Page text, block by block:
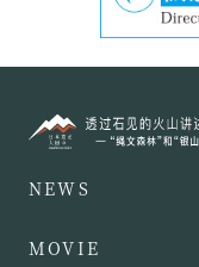
NEWS
MOVIE